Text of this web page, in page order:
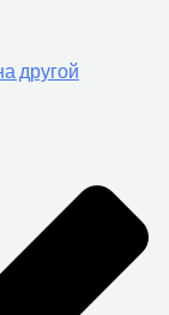
другой